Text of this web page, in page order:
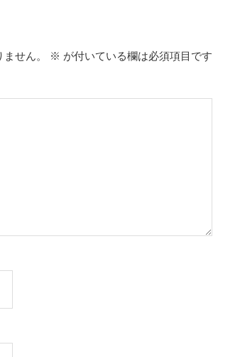
せん。 ※ が付いている欄は必須項目です